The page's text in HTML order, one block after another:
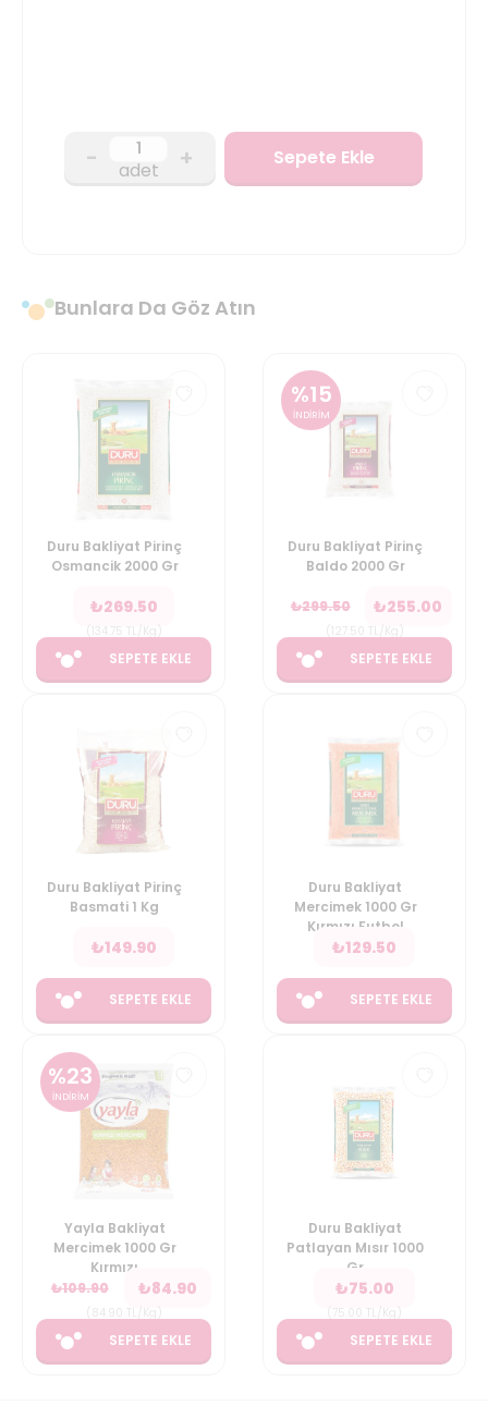
- adet + Sepete Ekle
Bunlara Da Göz Atın
Duru Bakliyat Pirinç
Osmancik 2000 Gr
₺269.50
SEPETE EKLE
%15
İNDİRİM
Duru Bakliyat Pirinç
Baldo 2000 Gr
₺299.50 ₺255.00
SEPETE EKLE
Duru Bakliyat Pirinç
Basmati 1 Kg
₺149.90
SEPETE EKLE
Duru Bakliyat
Mercimek 1000 Gr
Kırmızı Futbol
₺129.50
SEPETE EKLE
%23
İNDİRİM
Yayla Bakliyat
Mercimek 1000 Gr
Kırmızı
₺109.90 ₺84.90
SEPETE EKLE
Duru Bakliyat
Patlayan Mısır 1000
Gr
₺75.00
SEPETE EKLE